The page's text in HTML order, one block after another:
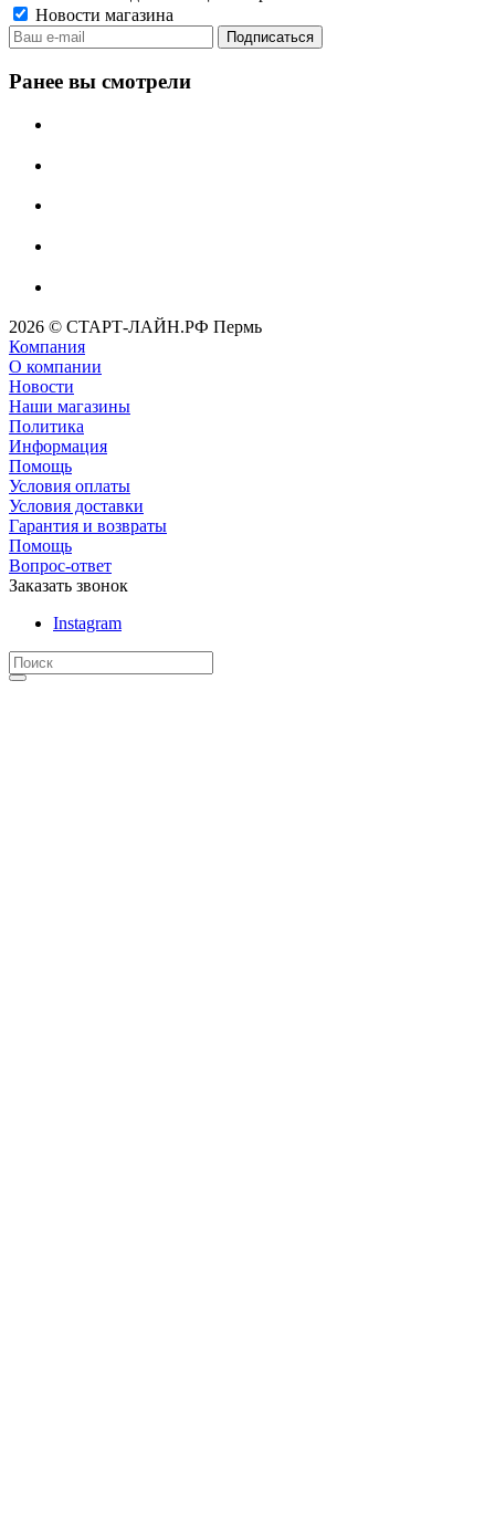
Новости магазина
Ранее вы смотрели
2026 © СТАРТ-ЛАЙН.РФ Пермь
Компания
О компании
Новости
Наши магазины
Политика
Информация
Помощь
Условия оплаты
Условия доставки
Гарантия и возвраты
Помощь
Вопрос-ответ
Заказать звонок
Instagram